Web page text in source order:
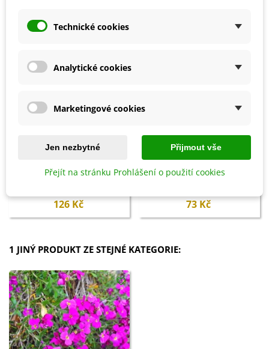
Ochrana proti přezimujícím
rostlin - 100 ml
126 Kč
Vermikompost na kvetoucí
73 Kč
1 JINÝ PRODUKT ZE STEJNÉ KATEGORIE:
Technické cookies
Analytické cookies
Marketingové cookies
Jen nezbytné Přijmout vše
Přejít na stránku Prohlášení o použití cookies